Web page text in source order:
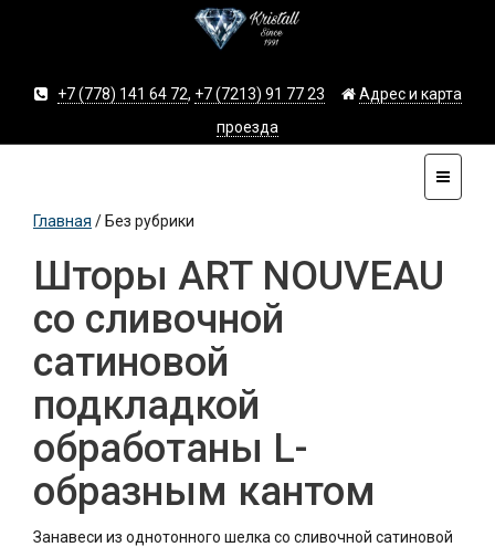
+7 (778) 141 64 72, +7 (7213) 91 77 23
Адрес и карта
проезда
Главная / Без рубрики
Шторы ART NOUVEAU
со сливочной
сатиновой
подкладкой
обработаны L-
образным кантом
Занавеси из однотонного шелка со сливочной сатиновой